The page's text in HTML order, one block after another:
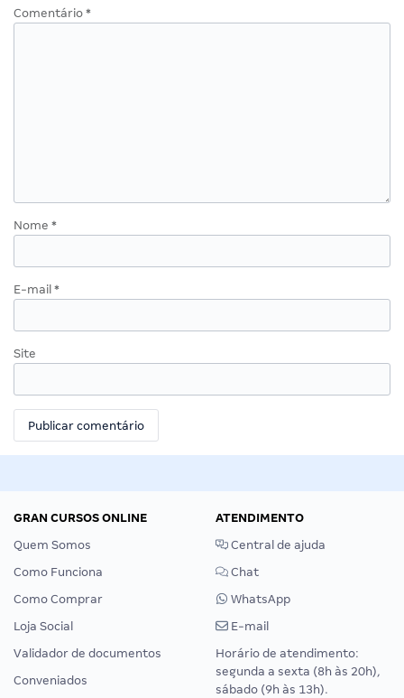
Comentário *
Nome *
E-mail *
Site
GRAN CURSOS ONLINE
Quem Somos
Como Funciona
Como Comprar
Loja Social
Validador de documentos
Conveniados
ATENDIMENTO
Central de ajuda
Chat
WhatsApp
E-mail
Horário de atendimento:
segunda a sexta (8h às 20h),
sábado (9h às 13h).